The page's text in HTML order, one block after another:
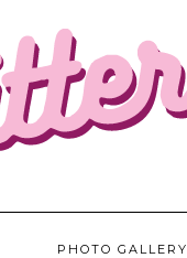
PHOTO GALLERY